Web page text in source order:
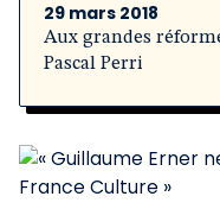
29 mars 2018
Aux grandes
Pascal Perri